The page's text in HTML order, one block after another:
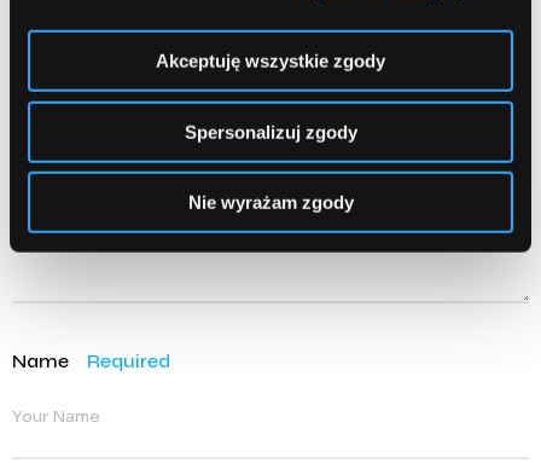
Akceptuję wszystkie zgody
Spersonalizuj zgody
Nie wyrażam zgody
Required
Name Required